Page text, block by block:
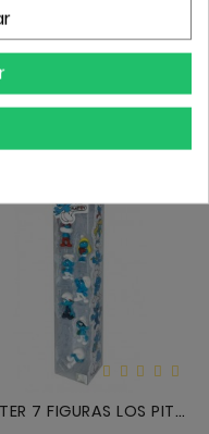
7,99 €Precio
BLISTER 7 FIGURAS LOS PITUFOS 5CM